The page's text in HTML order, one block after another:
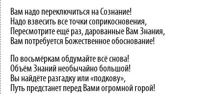
Вам надо переключиться на Сознание!
Надо взвесить все точки соприкосновения,
Пересмотрите ещё раз, дарованные Вам Знания,
Вам потребуется Божественное обоснование!
По восьмёркам обдумайте всё снова!
Объём Знаний необычайно большой!
Вы найдёте разгадку или «подкову»,
Путь предстанет перед Вами огромной горой!